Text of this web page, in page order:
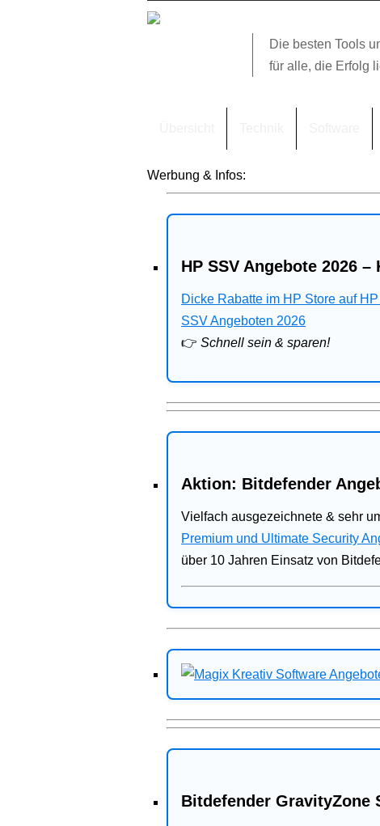
Die besten Tools
für alle, die Erfolg
Werbung & Infos:
HP SSV Angebote 2026
Dicke Rabatte im HP Store auf
SSV Angeboten 2026
👉 Schnell sein & sparen!
Aktion: Bitdefender
Vielfach ausgezeichnete & sehr
Premium und Ultimate Security
über 10 Jahren Einsatz von
Bitdefender GravityZone